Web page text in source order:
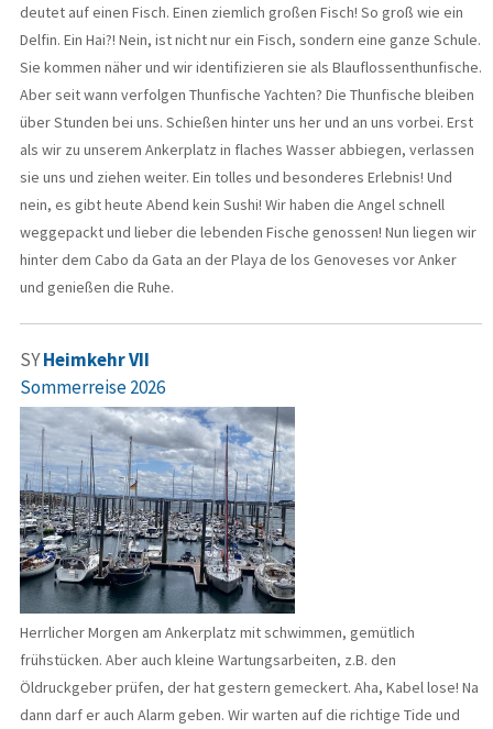
deutet auf einen Fisch. Einen ziemlich großen Fisch! So groß wie ein
Delfin. Ein Hai?! Nein, ist nicht nur ein Fisch, sondern eine ganze Schule.
Sie kommen näher und wir identifizieren sie als Blauflossenthunfische.
Aber seit wann verfolgen Thunfische Yachten? Die Thunfische bleiben
über Stunden bei uns. Schießen hinter uns her und an uns vorbei. Erst
als wir zu unserem Ankerplatz in flaches Wasser abbiegen, verlassen
sie uns und ziehen weiter. Ein tolles und besonderes Erlebnis! Und
nein, es gibt heute Abend kein Sushi! Wir haben die Angel schnell
weggepackt und lieber die lebenden Fische genossen! Nun liegen wir
hinter dem Cabo da Gata an der Playa de los Genoveses vor Anker
und genießen die Ruhe.
SYHeimkehr VII
Sommerreise 2026
Herrlicher Morgen am Ankerplatz mit schwimmen, gemütlich
frühstücken. Aber auch kleine Wartungsarbeiten, z.B. den
Öldruckgeber prüfen, der hat gestern gemeckert. Aha, Kabel lose! Na
dann darf er auch Alarm geben. Wir warten auf die richtige Tide und